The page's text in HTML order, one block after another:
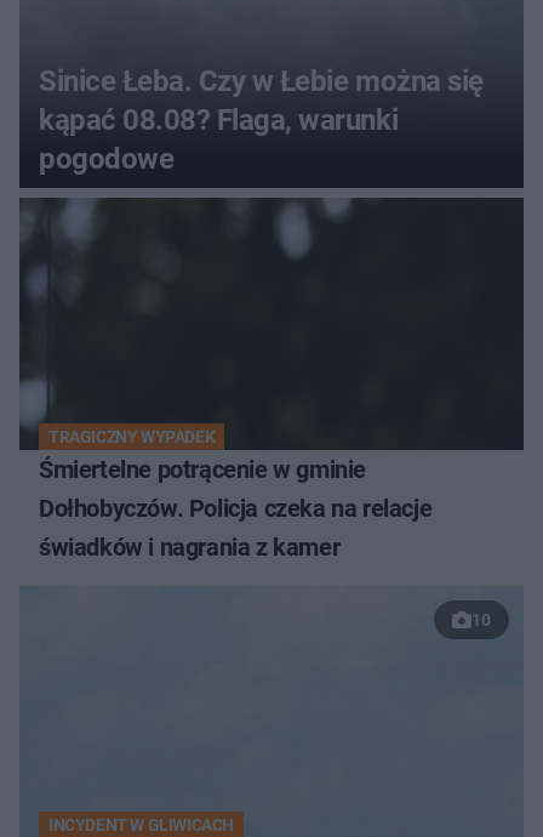
Sinice Łeba. Czy w Łebie można się
kąpać 08.08? Flaga, warunki
pogodowe
TRAGICZNY WYPADEK
Śmiertelne potrącenie w gminie
Dołhobyczów. Policja czeka na relacje
świadków i nagrania z kamer
10
INCYDENT W GLIWICACH